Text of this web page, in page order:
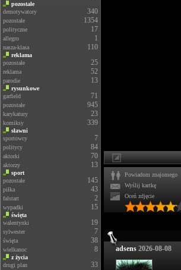
pozostałe
demotywatory
340
pozostałe 1354
polityczne 17
allegro 1
nasza-klasa 110
reklama
pozostałe
25
reklama 52
parodie 13
rysunkowe
garfield
71
pozostałe 945
karykatury 23
komiksy 339
sławni
sportowcy
7
politycy 84
aktorki 70
aktorzy 13
sport
pozostałe
145
piłka 43
falstart 2
wypadki 15
święta
walentynki
19
sylwester 7
święta 38
wielkanoc 8
z życia
drugi plan
33
Powiadom znajomego
Wyślij kartkę
Oceń zdjęcie
adsens 2026-08-08